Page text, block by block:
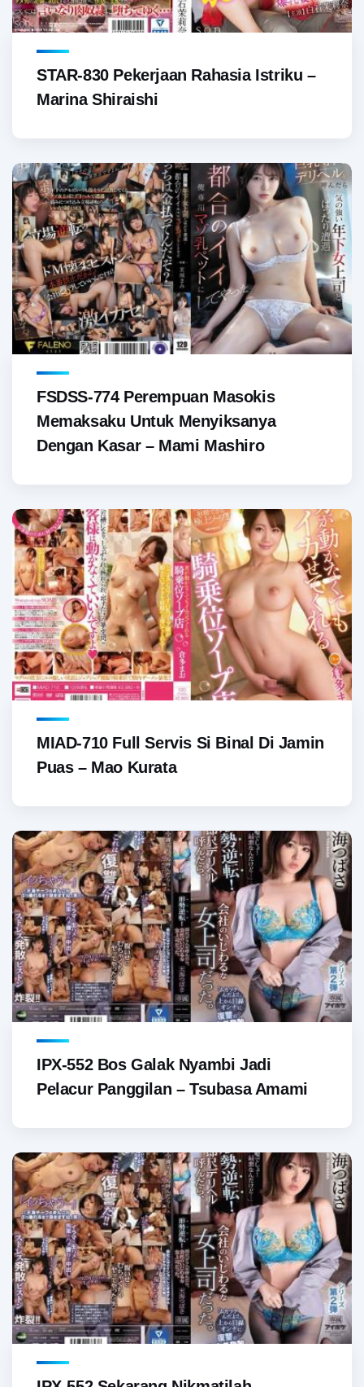
STAR-830 Pekerjaan Rahasia Istriku –
Marina Shiraishi
FSDSS-774 Perempuan Masokis
Memaksaku Untuk Menyiksanya
Dengan Kasar – Mami Mashiro
MIAD-710 Full Servis Si Binal Di Jamin
Puas – Mao Kurata
IPX-552 Bos Galak Nyambi Jadi
Pelacur Panggilan – Tsubasa Amami